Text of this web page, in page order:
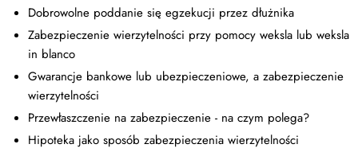
Dobrowolne poddanie się egzekucji przez dłużnika
Zabezpieczenie wierzytelności przy pomocy weksla lub weksla
in blanco
Gwarancje bankowe lub ubezpieczeniowe, a zabezpieczenie
wierzytelności
Przewłaszczenie na zabezpieczenie - na czym polega?
Hipoteka jako sposób zabezpieczenia wierzytelności